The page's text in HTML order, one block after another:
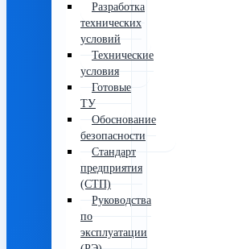
Разработка
технических
условий
Технические
условия
Готовые
ТУ
Обоснование
безопасности
Стандарт
предприятия
(СТП)
Руководства
по
эксплуатации